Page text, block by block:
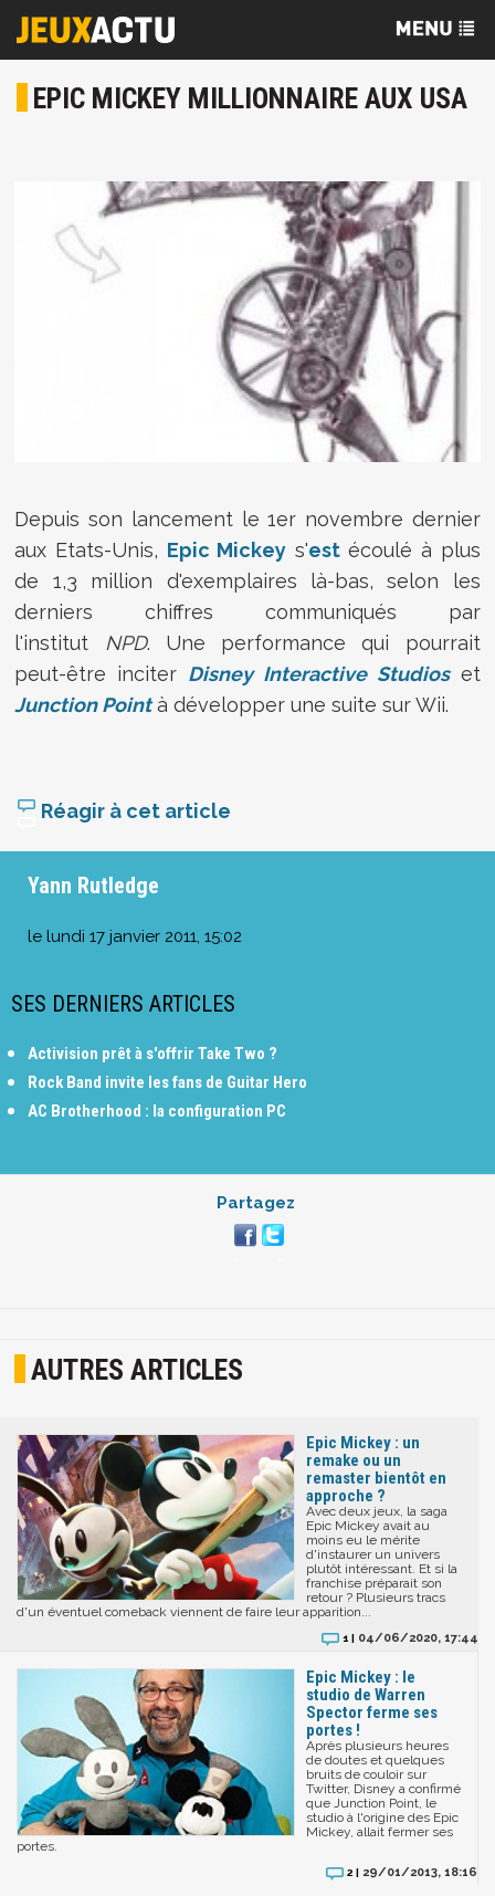
EPIC MICKEY MILLIONNAIRE AUX USA
Depuis son lancement le 1er novembre dernier
aux Etats-Unis, Epic Mickey s'estécoulé à plus
de 1,3 million d'exemplaires là-bas, selon les
derniers chiffres communiqués par
l'institut
NPD. Une performance qui pourrait
peut-être inciter Disney Interactive Studioset
Junction Pointà développer une suite sur Wii.
Réagir à cet article
Yann Rutledge
le lundi 17 janvier 2011, 15:02
SES DERNIERS ARTICLES
Activision prêt à s'offrir Take Two ?
Rock Band invite les fans de Guitar Hero
AC Brotherhood : la configuration PC
Partagez
AUTRES ARTICLES
Epic Mickey : un
remake ou un
remaster bientôt en
approche ?
Avec deux jeux, la saga
Epic Mickey avait au
moins eu le mérite
d'instaurer un univers
plutôt intéressant. Et si la
franchise préparait son
retour ? Plusieurs tracs
d'un éventuel comeback viennent de faire leur apparition...
1 | 04/06/2020, 17:44
Epic Mickey : le
studio de Warren
Spector ferme ses
portes !
Après plusieurs heures
de doutes et quelques
bruits de couloir sur
Twitter, Disney a confirmé
que Junction Point, le
studio à l'origine des Epic
Mickey, allait fermer ses
portes.
2 | 29/01/2013, 18:16